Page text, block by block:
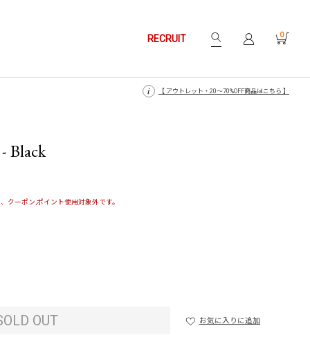
RECRUIT 0
【 月〜金14時、土日祝12時までにご注文で当日発送・発送無休 】
【 アウトレット・20〜70%OFF商品はこちら 】
【 月〜金14時、土日祝12時までにご注文で当日発送・発送無休 】
【 アウトレット・20〜70%OFF商品はこちら 】
Black
クーポン,ポイント使用対象外です。
OUT お気に入りに追加